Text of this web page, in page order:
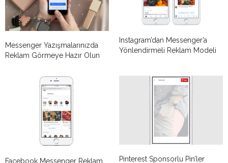
Messenger Yazışmalarınızda
Reklam Görmeye Hazır Olun
Instagram’dan Messenger’a
Yönlendirmeli Reklam Modeli
Facebook Messenger Reklam
Pinterest Sponsorlu Pin’ler